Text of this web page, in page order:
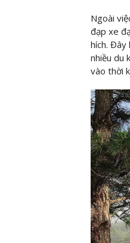
Ngoài
đạp xe
hích. Đây
nhiều du
vào thời